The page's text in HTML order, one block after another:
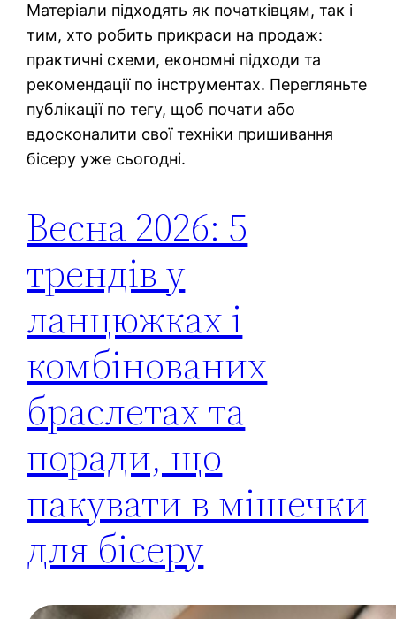
Матеріали підходять як початківцям, так і
тим, хто робить прикраси на продаж:
практичні схеми, економні підходи та
рекомендації по інструментах. Перегляньте
публікації по тегу, щоб почати або
вдосконалити свої техніки пришивання
бісеру уже сьогодні.
Весна 2026: 5
трендів у
ланцюжках і
комбінованих
браслетах та
поради, що
пакувати в мішечки
для бісеру